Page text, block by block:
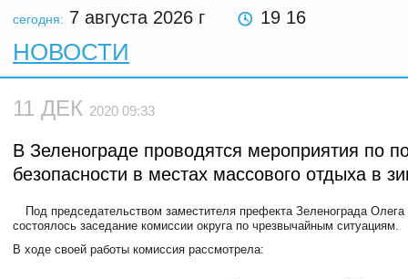
сегодня: 7 августа 2026 г 19 16
НОВОСТИ
11 ДЕК 2020 09:33
В Зеленограде проводятся мероприятия по
безопасности в местах массового отдыха в
Под председательством заместителя префекта Зеленограда
состоялось заседание комиссии округа по чрезвычайным ситуациям.
В ходе своей работы комиссия рассмотрела: